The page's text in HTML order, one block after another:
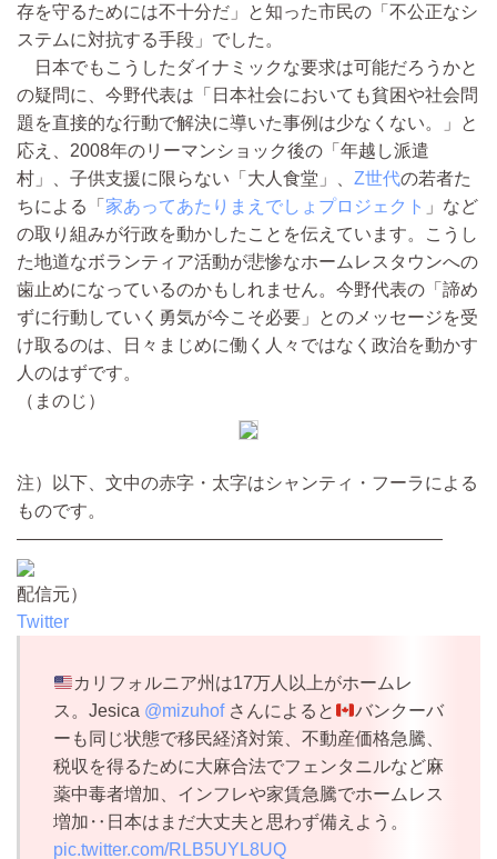
存を守るためには不十分だ」と知った市民の「不公正なシ
ステムに対抗する手段」でした。
日本でもこうしたダイナミックな要求は可能だろうかと
の疑問に、今野代表は「日本社会においても貧困や社会問
題を直接的な行動で解決に導いた事例は少なくない。」と
応え、2008年のリーマンショック後の「年越し派遣
村」、子供支援に限らない「大人食堂」、 Z世代の若者た
ちによる「 家あってあたりまえでしょプロジェクト 」など
の取り組みが行政を動かしたことを伝えています。こうし
た地道なボランティア活動が悲惨なホームレスタウンへの
歯止めになっているのかもしれません。今野代表の「諦め
ずに行動していく勇気が今こそ必要」とのメッセージを受
け取るのは、日々まじめに働く人々ではなく政治を動かす
人のはずです。
（まのじ）
注）以下、文中の赤字・太字はシャンティ・フーラによる
ものです。
————————————————————————
配信元）
Twitter
カリフォルニア州は17万人以上がホームレ
ス。Jesica @mizuhofさんによると
バンクーバ
ーも同じ状態で移民経済対策、不動産価格急騰、
税収を得るために大麻合法でフェンタニルなど麻
薬中毒者増加、インフレや家賃急騰でホームレス
増加‥日本はまだ大丈夫と思わず備えよう。
pic.twitter.com/RLB5UYL8UQ